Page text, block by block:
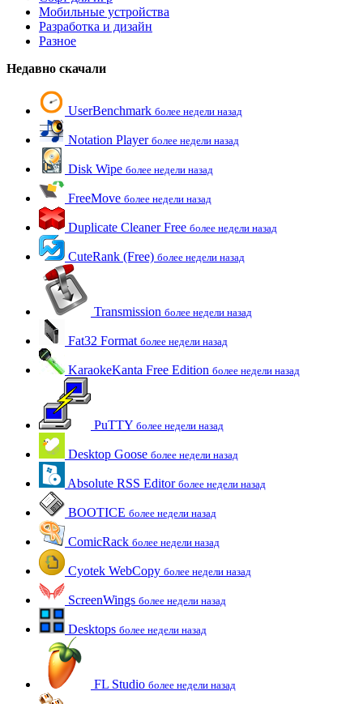
Мобильные устройства
Разработка и дизайн
Разное
Недавно скачали
UserBenchmark более недели назад
Notation Player более недели назад
Disk Wipe более недели назад
FreeMove более недели назад
Duplicate Cleaner Free более недели назад
CuteRank (Free) более недели назад
Transmission более недели назад
Fat32 Format более недели назад
KaraokeKanta Free Edition более недели назад
PuTTY более недели назад
Desktop Goose более недели назад
Absolute RSS Editor более недели назад
BOOTICE более недели назад
ComicRack более недели назад
Cyotek WebCopy более недели назад
ScreenWings более недели назад
Desktops более недели назад
FL Studio более недели назад